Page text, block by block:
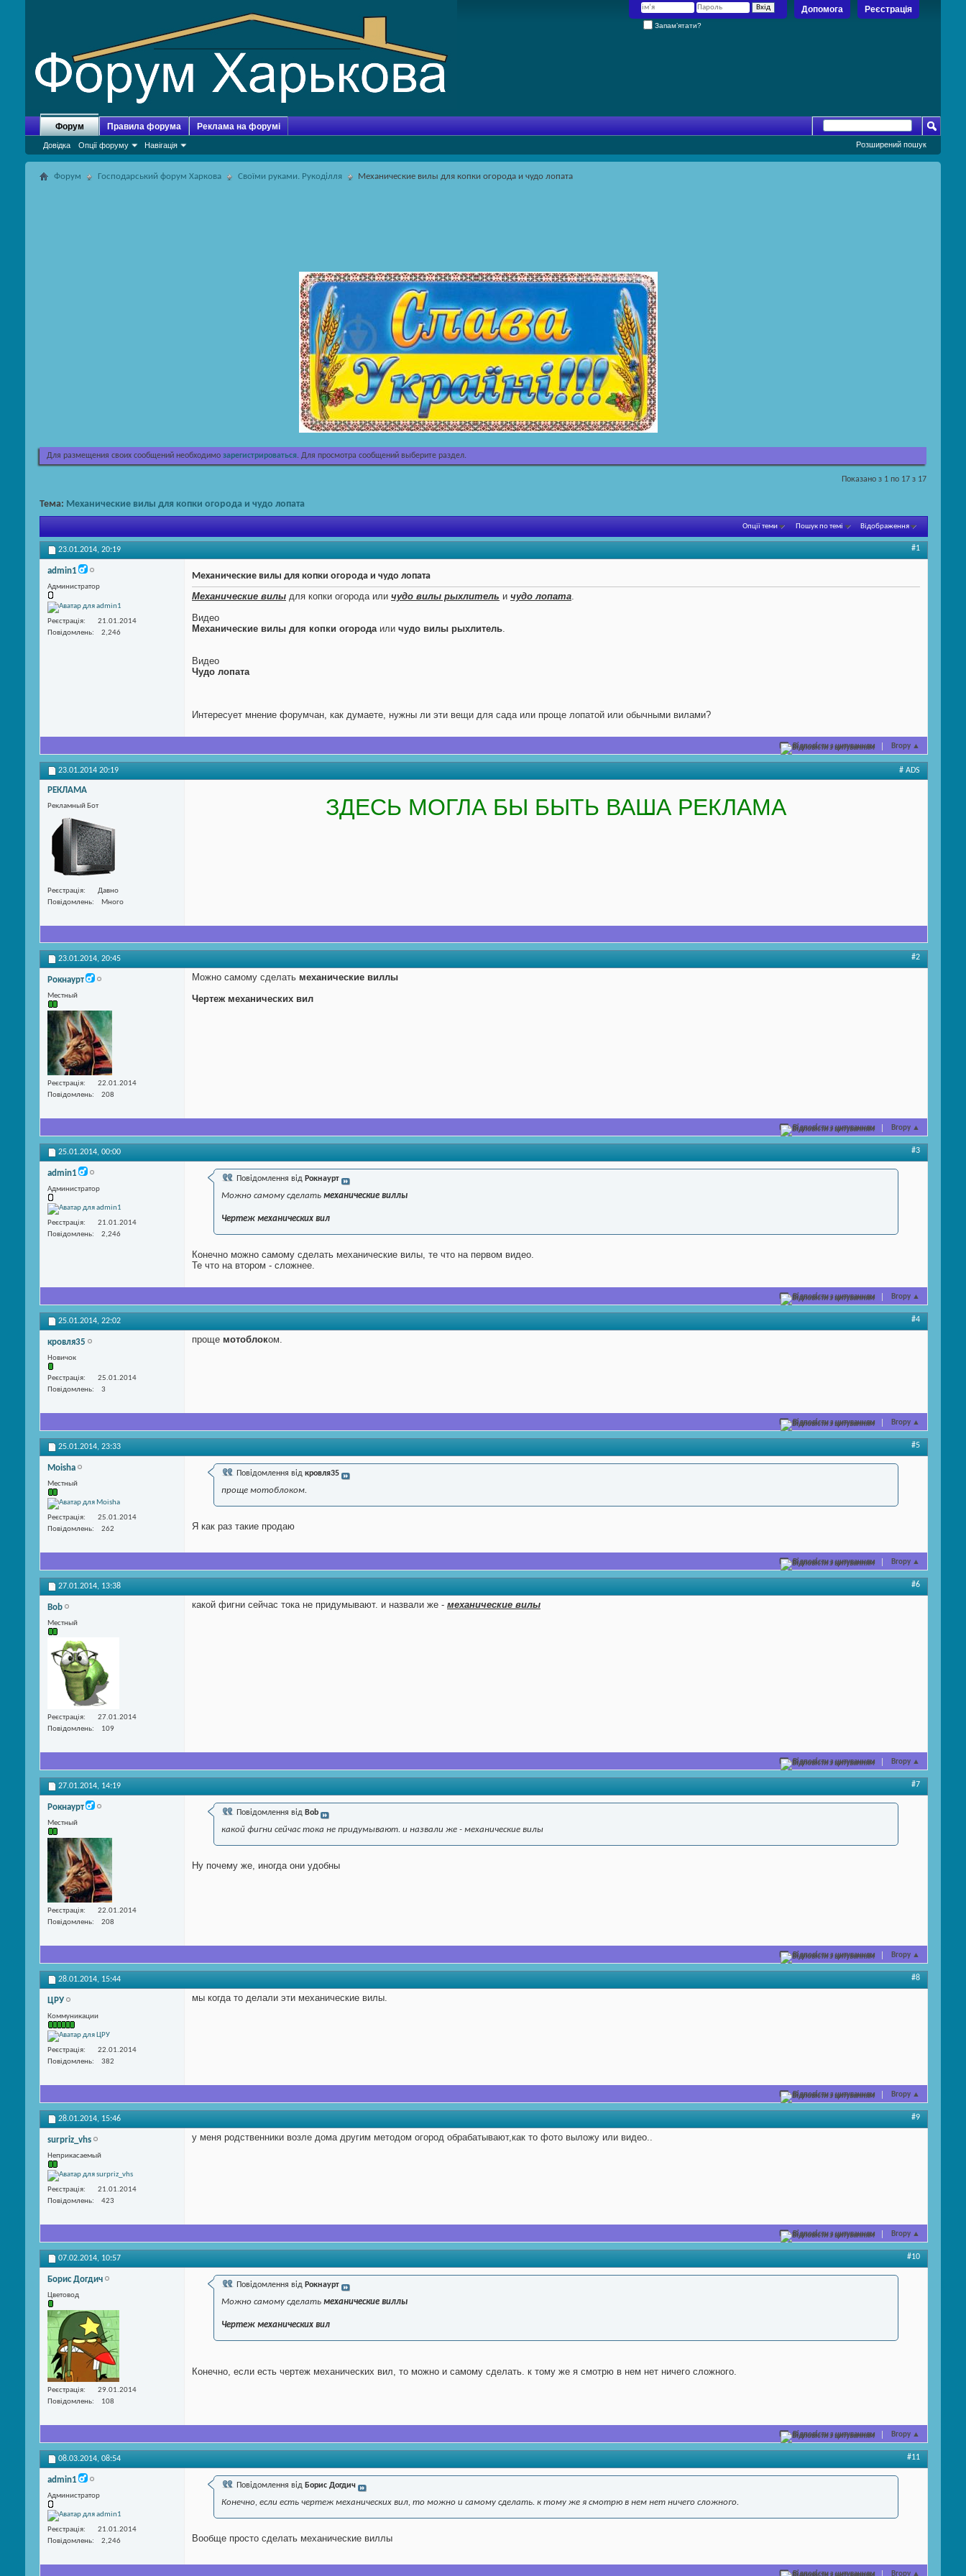
Реєстрація
Допомога
Запам’ятати?
Форум
Довідка Опції форуму Навігація
Правила форума Реклама на форумі
Розширений пошук
Форум Господарський форум Харкова Своїми руками. Рукоділля Механические вилы для копки огорода и чудо лопата
Для размещения своих сообщений необходимо зарегистрироваться. Для просмотра сообщений выберите раздел.
Показано з 1 по 17 з 17
Тема: Механические вилы для копки огорода и чудо лопата
Опції теми Пошук по темі Відображення
23.01.2014, 20:19 #1
admin1
Администратор
Реєстрація
21.01.2014
Повідомлень
2,246
Механические вилы для копки огорода и чудо лопата
Механические вилы для копки огорода или чудо вилы рыхлитель и чудо лопата.
Видео
Механические вилы для копки огородаили чудо вилы рыхлитель.
Видео
Чудо лопата
Интересует мнение форумчан, как думаете, нужны ли эти вещи для сада или проще лопатой или обычными вилами?
Відповісти з цитуванням Вгору ▲
23.01.2014 20:19 # ADS
РЕКЛАМА
Рекламный Бот
Реєстрація
Давно
Повідомлень
Много
ЗДЕСЬ МОГЛА БЫ БЫТЬ ВАША РЕКЛАМА
23.01.2014, 20:45 #2
Рокнаурт
Местный
Реєстрація
22.01.2014
Повідомлень
208
Можно самому сделать механические виллы
Чертеж механических вил
Відповісти з цитуванням Вгору ▲
25.01.2014, 00:00 #3
admin1
Администратор
Реєстрація
21.01.2014
Повідомлень
2,246
Повідомлення від Рокнаурт
Можно самому сделать механические виллы
Чертеж механических вил
Конечно можно самому сделать механические вилы, те что на первом видео.
Те что на втором - сложнее.
Відповісти з цитуванням Вгору ▲
25.01.2014, 22:02 #4
кровля35
Новичок
Реєстрація
25.01.2014
Повідомлень
3
проще мотоблоком.
Відповісти з цитуванням Вгору ▲
25.01.2014, 23:33 #5
Moisha
Местный
Реєстрація
25.01.2014
Повідомлень
262
Повідомлення від кровля35
проще мотоблоком.
Я как раз такие продаю
Відповісти з цитуванням Вгору ▲
27.01.2014, 13:38 #6
Bob
Местный
Реєстрація
27.01.2014
Повідомлень
109
какой фигни сейчас тока не придумывают. и назвали же - механические вилы
Відповісти з цитуванням Вгору ▲
27.01.2014, 14:19 #7
Рокнаурт
Местный
Реєстрація
22.01.2014
Повідомлень
208
Повідомлення від Bob
какой фигни сейчас тока не придумывают. и назвали же - механические вилы
Ну почему же, иногда они удобны
Відповісти з цитуванням Вгору ▲
28.01.2014, 15:44 #8
ЦРУ
Коммуникации
Реєстрація
22.01.2014
Повідомлень
382
мы когда то делали эти механические вилы.
Відповісти з цитуванням Вгору ▲
28.01.2014, 15:46 #9
surpriz_vhs
Неприкасаемый
Реєстрація
21.01.2014
Повідомлень
423
у меня родственники возле дома другим методом огород обрабатывают,как то фото выложу или видео..
Відповісти з цитуванням Вгору ▲
07.02.2014, 10:57 #10
Борис Догдич
Цветовод
Реєстрація
29.01.2014
Повідомлень
108
Повідомлення від Рокнаурт
Можно самому сделать механические виллы
Чертеж механических вил
Конечно, если есть чертеж механических вил, то можно и самому сделать. к тому же я смотрю в нем нет ничего сложного.
Відповісти з цитуванням Вгору ▲
08.03.2014, 08:54 #11
admin1
Администратор
Реєстрація
21.01.2014
Повідомлень
2,246
Повідомлення від Борис Догдич
Конечно, если есть чертеж механических вил, то можно и самому сделать. к тому же я смотрю в нем нет ничего сложного.
Вообще просто сделать механические виллы
Відповісти з цитуванням Вгору ▲